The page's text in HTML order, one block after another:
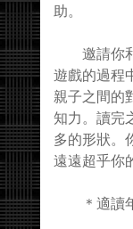
助。
邀請你和
遊戲的過程
親子之間的
知力。讀完
多的形狀。
遠遠超乎你
＊適讀年